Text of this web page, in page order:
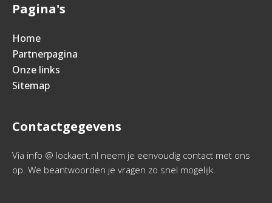
Pagina's
Home
Partnerpagina
Onze links
Sitemap
Contactgegevens
Via info @ lockaert.nl neem je eenvoudig contact met ons
op. We beantwoorden je vragen zo snel mogelijk.